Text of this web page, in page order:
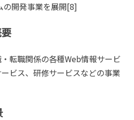
の開発事業を展開[8]
転職関係の各種Web情報サービ
ビス、研修サービスなどの事業